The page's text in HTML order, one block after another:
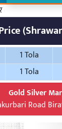
1 Tola
1 Tola
Gold Silver
Road